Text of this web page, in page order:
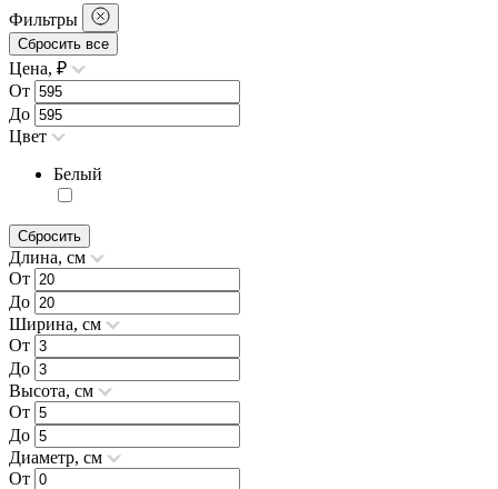
Фильтры
Сбросить все
Цена, ₽
От
До
Цвет
Белый
Сбросить
Длина, см
От
До
Ширина, см
От
До
Высота, см
От
До
Диаметр, см
От